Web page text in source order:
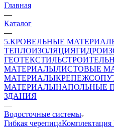
Главная
—
Каталог
—
5.КРОВЕЛЬНЫЕ
ТЕПЛОИЗОЛЯЦИЯ
ГЕОТЕКСТИЛЬ
МАТЕРИАЛЫЛИСТОВЫЕ
МАТЕРИАЛЫКРЕПЕЖ
МАТЕРИАЛЫНАПОЛЬНЫЕ
ЗДАНИЯ
—
Водосточные системы
Гибкая черепицаКомплектация